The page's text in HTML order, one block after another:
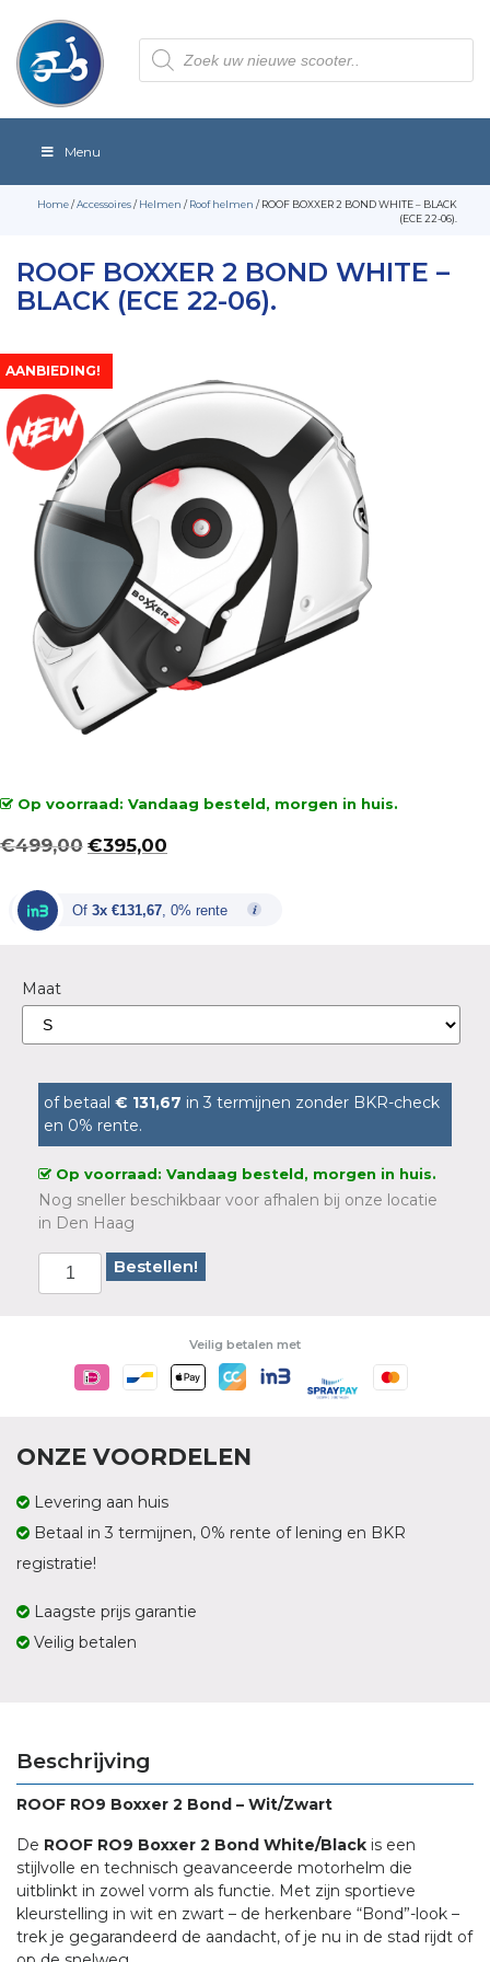
Producten
zoeken
Menu
Home/Accessoires/Helmen /Roof helmen / ROOF BOXXER 2 BOND WHITE – BLACK
(ECE 22-06).
ROOF BOXXER 2 BOND WHITE –
BLACK (ECE 22-06).
AANBIEDING!
Op voorraad: Vandaag besteld, morgen in huis.
€499,00 Oorspronkelijke
€499,00.
€395,00
€395,00.
Of 3x €131,67, 0% rente
Maat
of betaal € 131,67 in 3 termijnen zonder BKR-check
en 0% rente.
Op voorraad: Vandaag besteld, morgen in huis.
Nog sneller beschikbaar voor afhalen bij onze locatie
in Den Haag
Bestellen!
Veilig betalen met
ONZE VOORDELEN
Levering aan huis
Betaal in 3 termijnen, 0% rente of lening en BKR
registratie!
Laagste prijs garantie
Veilig betalen
Beschrijving
ROOF RO9 Boxxer 2 Bond – Wit/Zwart
De ROOF RO9 Boxxer 2 Bond White/Black is een
stijlvolle en technisch geavanceerde motorhelm die
uitblinkt in zowel vorm als functie. Met zijn sportieve
kleurstelling in wit en zwart – de herkenbare “Bond”-look –
trek je gegarandeerd de aandacht, of je nu in de stad rijdt of